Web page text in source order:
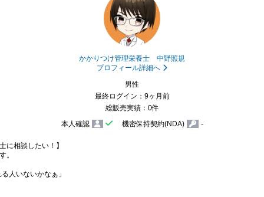
かかりつけ管理栄養士 中野照規
プロフィール詳細へ
男性
最終ログイン：9ヶ月前
総販売実績：0件
本人確認
機密保持契約(NDA) -
に相談したい！】
。
人いないかなぁ」